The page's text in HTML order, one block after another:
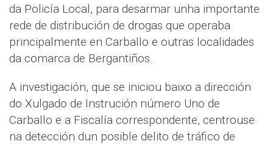
da Policía Local, para desarmar unha importante
rede de distribución de drogas que operaba
principalmente en Carballo e outras localidades
da comarca de Bergantiños.
A investigación, que se iniciou baixo a dirección
do Xulgado de Instrución número Uno de
Carballo e a Fiscalía correspondente, centrouse
na detección dun posible delito de tráfico de